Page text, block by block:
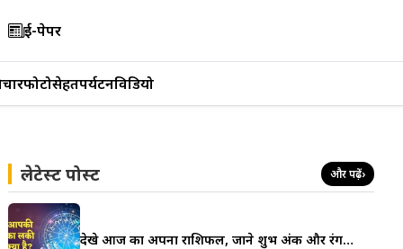
ई-पेपर
फोटोसेहतपर्यटनविडियो
लेटेस्ट पोस्ट और पढ़ें›
देखे आज का अपना राशिफल, जाने शुभ अंक और रंग…